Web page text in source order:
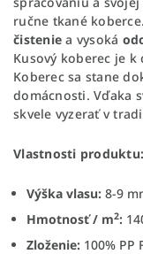
ručne tkané
čistenie a vysoká
Kusový koberec je
Koberec sa stane
domácnosti. Vďaka
skvele vyzerať v
Vlastnosti produktu:
Výška vlasu: 8-9
Hmotnosť / m2:
Zloženie: 100% PP